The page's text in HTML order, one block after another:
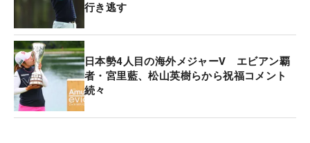
行き逃す
日本勢4人目の海外メジャーV エビアン覇
者・宮里藍、松山英樹らから祝福コメント
続々